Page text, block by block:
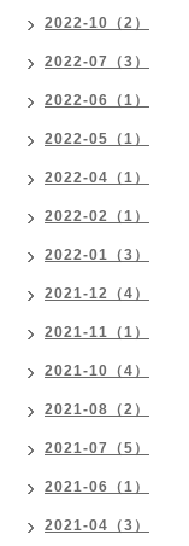
2022-10（2）
2022-07（3）
2022-06（1）
2022-05（1）
2022-04（1）
2022-02（1）
2022-01（3）
2021-12（4）
2021-11（1）
2021-10（4）
2021-08（2）
2021-07（5）
2021-06（1）
2021-04（3）